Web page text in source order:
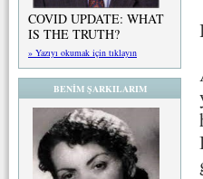
COVID UPDATE: WHAT
IS THE TRUTH?
» Yazıyı okumak için tıklayın
BENİM ŞARKILARIM